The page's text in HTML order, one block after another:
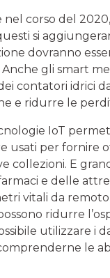
corso del
si
dovranno
gli smart
contatori idrici
e ridurre le
IoT
usati per fornire
collezioni. E
e delle
vitali da remoto
ridurre
utilizzare i
le